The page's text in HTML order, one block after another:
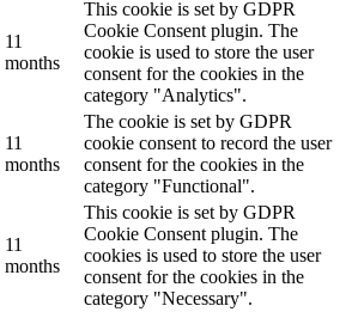
11
months
This cookie is set by GDPR
Cookie Consent plugin. The
cookie is used to store the user
consent for the cookies in the
category "Analytics".
11
months
The cookie is set by GDPR
cookie consent to record the user
consent for the cookies in the
category "Functional".
11
months
This cookie is set by GDPR
Cookie Consent plugin. The
cookies is used to store the user
consent for the cookies in the
category "Necessary".